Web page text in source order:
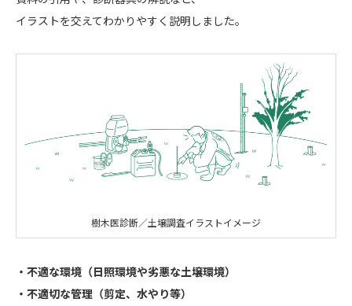
イラストを交えてわかりやすく説明しました。
樹木医診断／土壌調査イラストイメージ
・不適な環境（日照環境や劣悪な土壌環境）
・不適切な管理（剪定、水やり等）